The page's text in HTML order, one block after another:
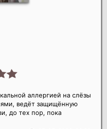
аллергией на слёзы
ведёт защищённую
до тех пор, пока